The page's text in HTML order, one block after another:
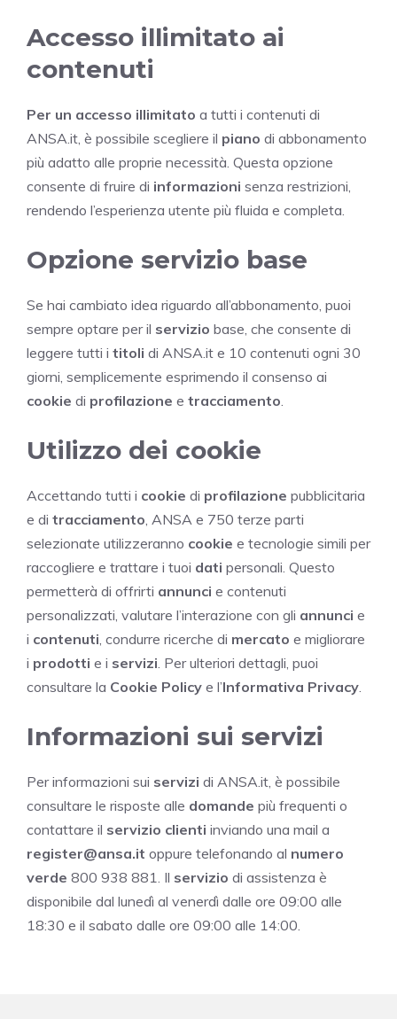
Accesso illimitato ai
contenuti
Per un accesso illimitato a tutti i contenuti di
ANSA.it, è possibile scegliere il piano di abbonamento
più adatto alle proprie necessità. Questa opzione
consente di fruire di informazioni senza restrizioni,
rendendo l’esperienza utente più fluida e completa.
Opzione servizio base
Se hai cambiato idea riguardo all’abbonamento, puoi
sempre optare per il servizio base, che consente di
leggere tutti i titoli di ANSA.it e 10 contenuti ogni 30
giorni, semplicemente esprimendo il consenso ai
cookie di profilazione e tracciamento.
Utilizzo dei cookie
Accettando tutti i cookie di profilazione pubblicitaria
e di tracciamento, ANSA e 750 terze parti
selezionate utilizzeranno cookie e tecnologie simili per
raccogliere e trattare i tuoi dati personali. Questo
permetterà di offrirti annunci e contenuti
personalizzati, valutare l’interazione con gli annunci e
i contenuti, condurre ricerche di mercato e migliorare
i prodotti e i servizi. Per ulteriori dettagli, puoi
consultare la Cookie Policy e l’Informativa Privacy.
Informazioni sui servizi
Per informazioni sui servizi di ANSA.it, è possibile
consultare le risposte alle domande più frequenti o
contattare il servizio clienti inviando una mail a
register@ansa.it oppure telefonando al numero
verde 800 938 881. Il servizio di assistenza è
disponibile dal lunedì al venerdì dalle ore 09:00 alle
18:30 e il sabato dalle ore 09:00 alle 14:00.